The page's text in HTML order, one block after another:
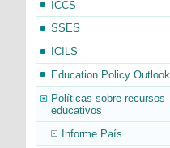
ICCS
SSES
ICILS
Education Policy Outlook
Políticas sobre recursos
educativos
Informe País